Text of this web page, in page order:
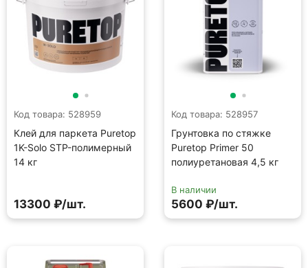
Код товара: 528959
Клей для паркета Puretop
1K-Solo STP-полимерный
14 кг
13300 ₽/шт.
Код товара: 528957
Грунтовка по стяжке
Puretop Primer 50
полиуретановая 4,5 кг
В наличии
5600 ₽/шт.